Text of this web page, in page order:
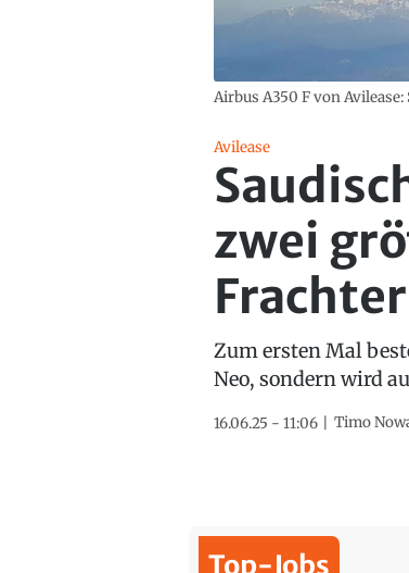
Airbus A350 F von Avilease:
Avilease
zwei
Zum ersten Mal
Neo, sondern wird
16.06.25 - 11:06 Timo
Top-Jobs